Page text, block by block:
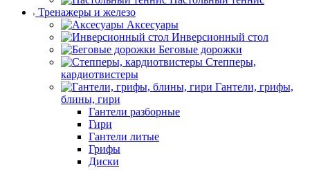
Тренажеры и железо
Аксесуары
Инверсионный стол
Беговые дорожки
Степперы,
кардиотвистеры
Гантели, грифы,
блины, гири
Гантели разборные
Гири
Гантели литые
Грифы
Диски